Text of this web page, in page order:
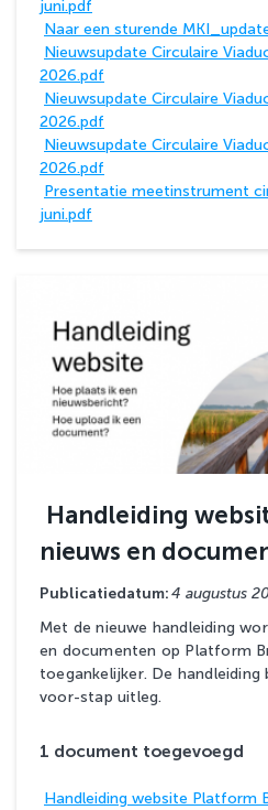
juni.pdf
Naar een sturende
Nieuwsupdate Circulaire
2026.pdf
Nieuwsupdate Circulaire
2026.pdf
Nieuwsupdate Circulaire
2026.pdf
Presentatie meetinstrument
juni.pdf
Handleiding
nieuws en
Publicatiedatum:4 augustus
Met de nieuwe handleiding
en documenten op Platform
toegankelijker. De
voor-stap uitleg.
1 document toegevoegd
Handleiding website Platform